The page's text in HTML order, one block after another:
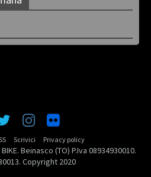
Scrivici Privacy policy
Beinasco (TO) P.Iva 08934930010.
Copyright 2020